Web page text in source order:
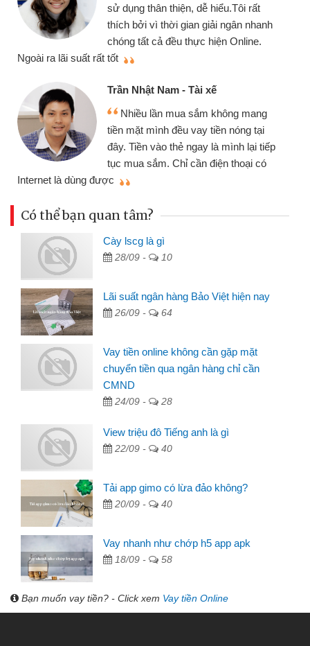
sử dụng thân thiện, dễ hiểu.Tôi rất
thích bởi vì thời gian giải ngân nhanh
chóng tất cả đều thực hiện Online.
Ngoài ra lãi suất rất tốt
Trần Nhật Nam - Tài xế
Nhiều lần mua sắm không mang
tiền mặt mình đều vay tiền nóng tại
đây. Tiền vào thẻ ngay là mình lại tiếp
tục mua sắm. Chỉ cần điện thoại có
Internet là dùng được
Có thể bạn quan tâm?
Cày lscg là gì
28/09 - 10
Lãi suất ngân hàng Bảo Việt hiện nay
26/09 - 64
Vay tiền online không cần gặp mặt
chuyển tiền qua ngân hàng chỉ cần
CMND
24/09 - 28
View triệu đô Tiếng anh là gì
22/09 - 40
Tải app gimo có lừa đảo không?
20/09 - 40
Vay nhanh như chớp h5 app apk
18/09 - 58
Bạn muốn vay tiền? - Click xem Vay tiền Online